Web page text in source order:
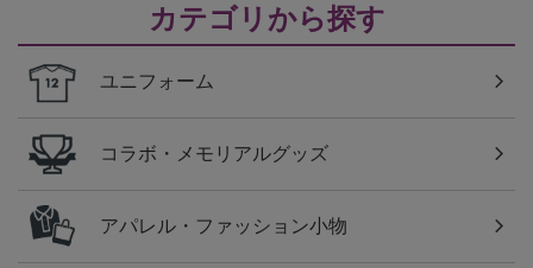
カテゴリから探す
ユニフォーム
コラボ・メモリアルグッズ
アパレル・ファッション小物